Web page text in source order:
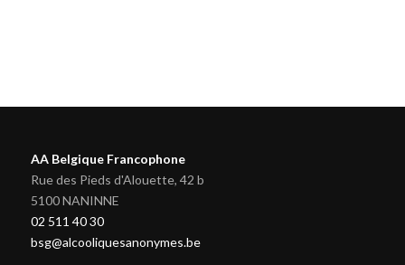
AA Belgique Francophone
Rue des Pieds d'Alouette, 42 b
5100 NANINNE
02 511 40 30
bsg@alcooliquesanonymes.be